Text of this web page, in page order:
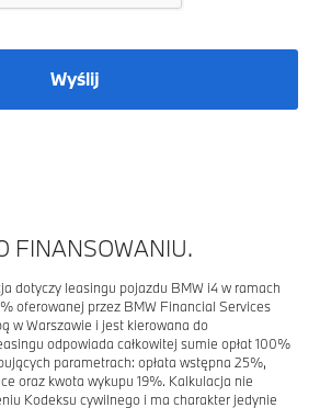
Wyślij
FINANSOWANIU.
dotyczy leasingu pojazdu BMW i4 w ramach
oferowanej przez BMW Financial Services
w Warszawie i jest kierowana do
odpowiada całkowitej sumie opłat 100%
parametrach: opłata wstępna 25%,
oraz kwota wykupu 19%. Kalkulacja nie
Kodeksu cywilnego i ma charakter jedynie